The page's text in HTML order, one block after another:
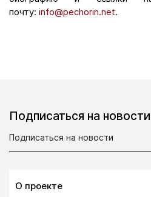
почту: info@pechorin.net.
Подписаться на новости
О проекте